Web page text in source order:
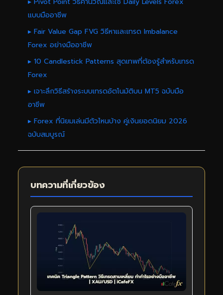
แบบมืออาชีพ
▸ Fair Value Gap FVG วิธีหาและเทรด Imbalance
Forex อย่างมืออาชีพ
▸ 10 Candlestick Patterns สุดเทพที่ต้องรู้สำหรับเทรด
Forex
▸ เจาะลึกวิธีสร้างระบบเทรดอัตโนมัติบน MT5 ฉบับมือ
อาชีพ
▸ Forex ที่นิยมเล่นมีตัวไหนบ้าง คู่เงินยอดนิยม 2026
ฉบับสมบูรณ์
บทความที่เกี่ยวข้อง